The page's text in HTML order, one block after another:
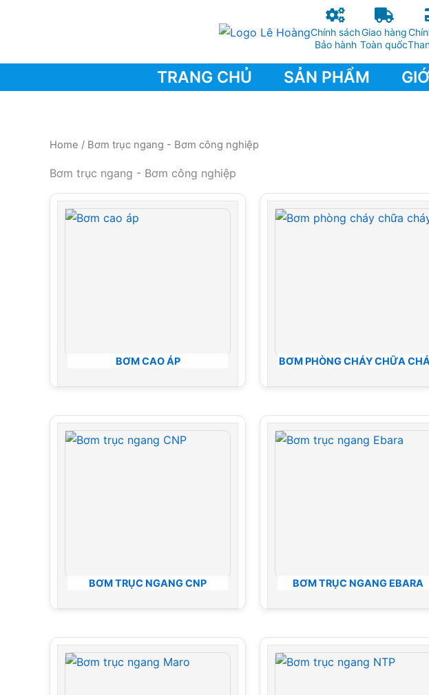
Chính sách
Bảo hành
Giao hàng
Toàn quốc
TRANG CHỦ SẢN PHẨM
Home / Bơm trục ngang - Bơm công nghiệp
Bơm trục ngang - Bơm công nghiệp
BƠM CAO ÁP BƠM PHÒNG CHÁY CHỮA
BƠM TRỤC NGANG CNP BƠM TRỤC NGANG EBARA